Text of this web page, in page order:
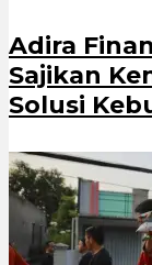
Adira
Sajikan
Solusi